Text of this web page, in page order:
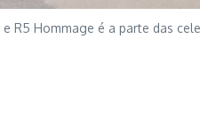
R5 Hommage é a parte das